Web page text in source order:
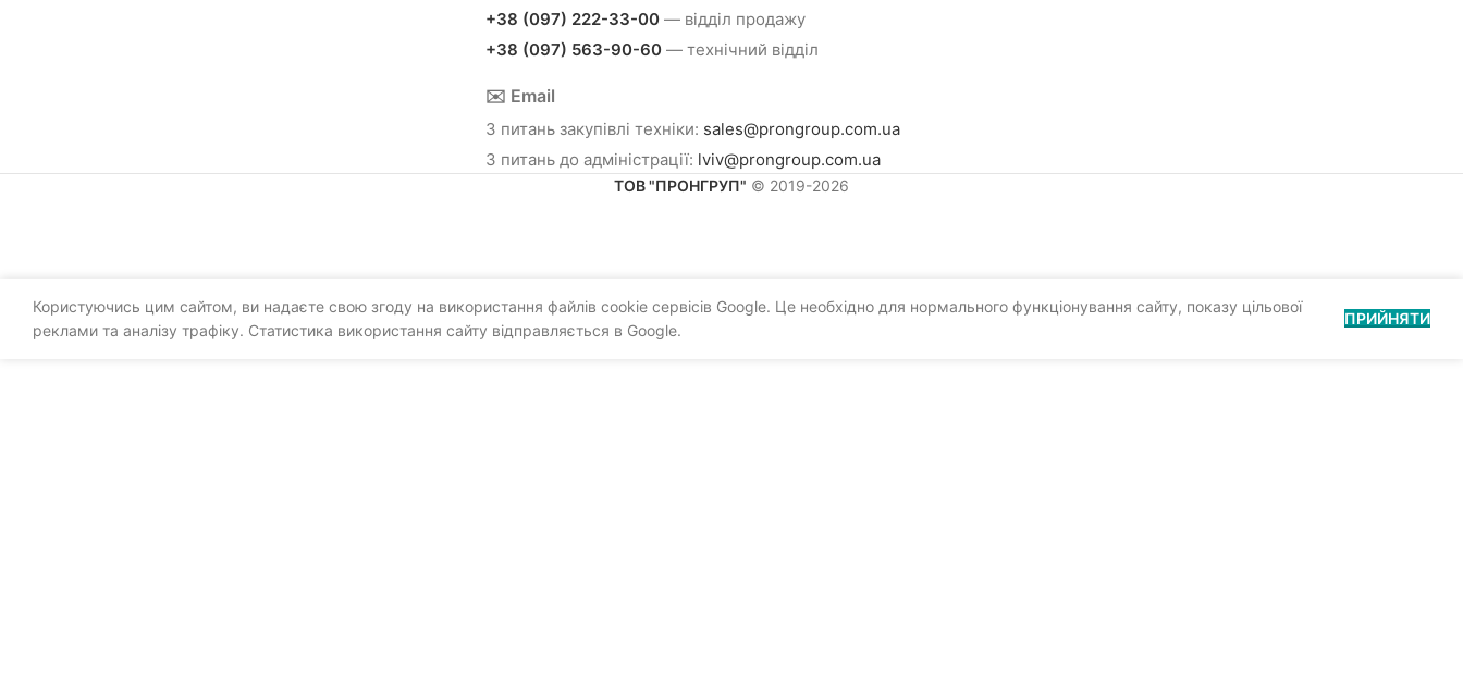
+38 (097) 222-33-00— відділ продажу
+38 (097) 563-90-60— технічний відділ
✉️ Email
З питань закупівлі техніки: sales@prongroup.com.ua
З питань до адміністрації: lviv@prongroup.com.ua
ТОВ "ПРОНГРУП" © 2019-2026
Користуючись цим сайтом, ви надаєте свою згоду на використання файлів cookie сервісів Google. Це необхідно для нормального функціонування сайту, показу цільової
реклами та аналізу трафіку. Статистика використання сайту відправляється в Google.
ПРИЙНЯТИ